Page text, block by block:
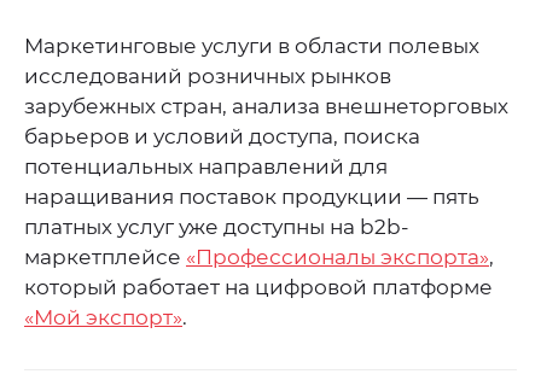
Маркетинговые услуги в области полевых
исследований розничных рынков
зарубежных стран, анализа внешнеторговых
барьеров и условий доступа, поиска
потенциальных направлений для
наращивания поставок продукции — пять
платных услуг уже доступны на b2b-
маркетплейсе «Профессионалы экспорта»,
который работает на цифровой платформе
«Мой экспорт».